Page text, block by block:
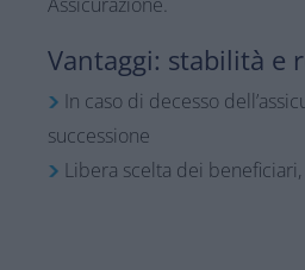
​Vantaggi​: stabilità e
In caso di decesso
successione
Libera scelta dei